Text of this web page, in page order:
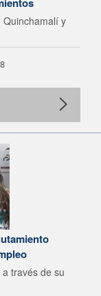
y
través de su